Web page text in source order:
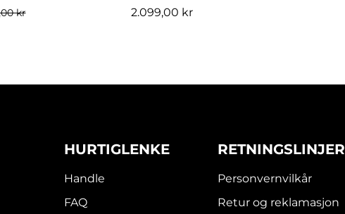
kr
Vanlig
2.099,00 kr
HURTIGLENKE
Handle
FAQ
RETNINGSLINJER
Personvernvilkår
Retur og reklamasjon